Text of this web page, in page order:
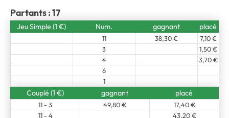
Partants : 17
Jeu Simple (1 €) Num. gagnant placé
11 38,30 €
7,10 €
3
1,50 €
4
3,70 €
6
1
Couplé (1 €) gagnant placé
11 - 3 49,80 €
17,40 €
11 - 4
43,20 €